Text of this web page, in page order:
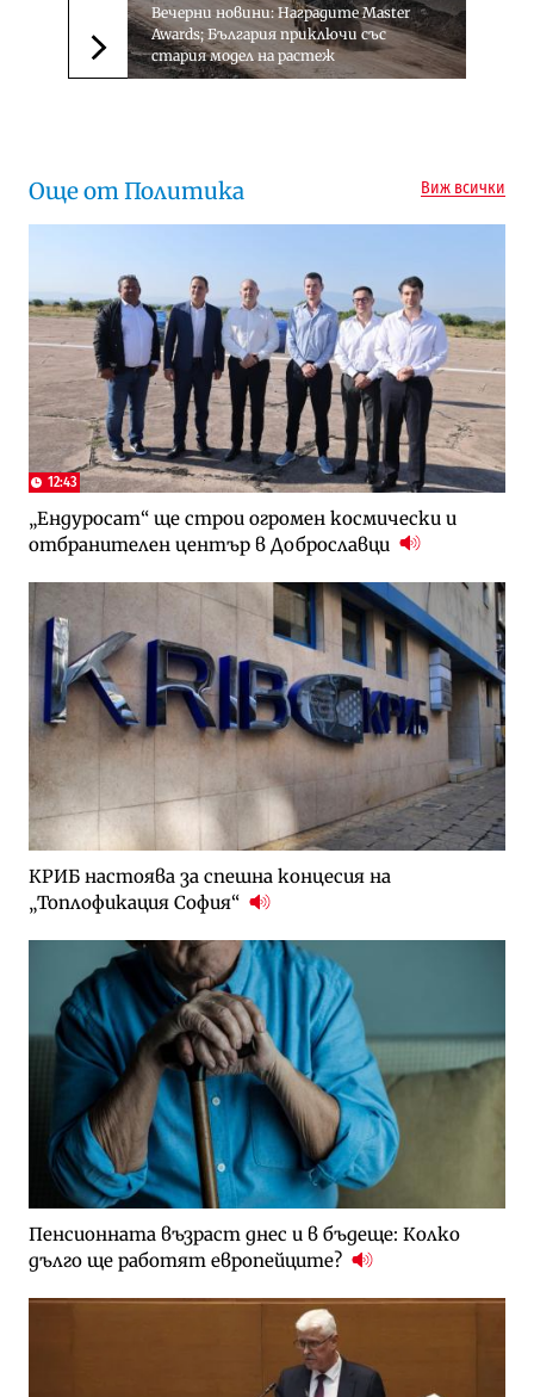
Следваща новина
Вечерни новини: Наградите Master
Awards; България приключи със
стария модел на растеж
Още от Политика Виж всички
12:43
„Ендуросат“ ще строи огромен космически и
отбранителен център в Доброславци
КРИБ настоява за спешна концесия на
„Топлофикация София“
Пенсионната възраст днес и в бъдеще: Колко
дълго ще работят европейците?